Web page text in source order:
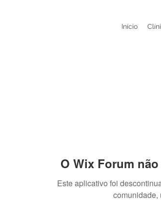
Início
O Wix Forum
Este aplicativo foi
comunidade,